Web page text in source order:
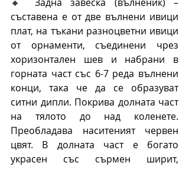
съставена е от две вълнени ивици
плат, на тъкани разноцветни ивици
от орнаменти, съединени чрез
хоризонтален шев и набрани в
горната част със 6-7 реда вълнени
конци, така че да се образуват
ситни дипли. Покрива долната част
на тялото до над коленете.
Преобладава наситеният червен
цвят. В долната част е богато
украсен със сърмен ширит,